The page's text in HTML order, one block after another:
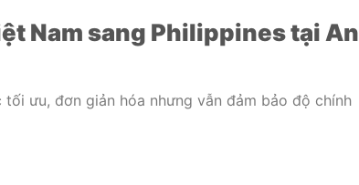
Nam sang Philippines tại An
tối ưu, đơn giản hóa nhưng vẫn đảm bảo độ chính